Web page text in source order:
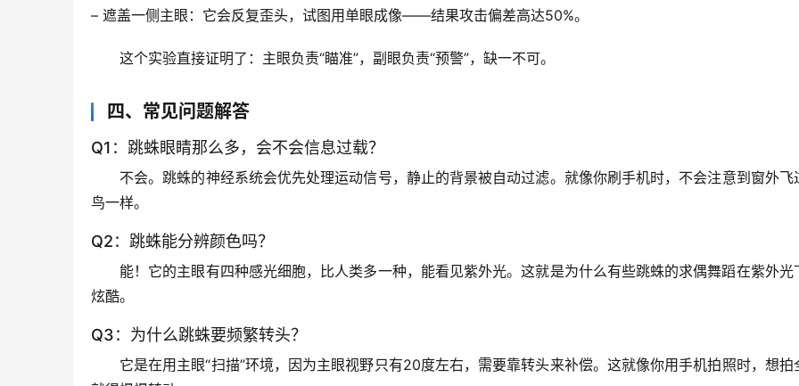
– 遮盖一侧主眼 ：它会反复歪头，试图用单眼成像——结果攻击偏差高达50%。
这个实验直接证明了： 主眼负责“瞄准”，副眼负责“预警”，缺一不可。
四、常见问题解答
Q1：跳蛛眼睛那么多，会不会信息过载？
不会。跳蛛的神经系统会优先处理运动信号，静止的背景被自动过滤。就像你刷手机时，不会注意到窗外飞
鸟一样。
Q2：跳蛛能分辨颜色吗？
能！它的主眼有四种感光细胞，比人类多一种，能看见紫外光。这就是为什么有些跳蛛的求偶舞蹈在紫外光
炫酷。
Q3：为什么跳蛛要频繁转头？
它是在用主眼“扫描”环境，因为主眼视野只有20度左右，需要靠转头来补偿。这就像你用手机拍照时，想拍